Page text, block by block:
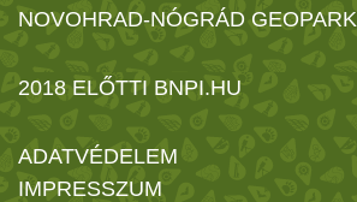
NOVOHRAD-NÓGRÁD GEOPARK
2018 ELŐTTI BNPI.HU
ADATVÉDELEM
IMPRESSZUM